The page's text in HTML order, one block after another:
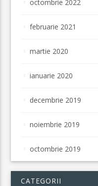
octombrie 2022
februarie 2021
martie 2020
ianuarie 2020
decembrie 2019
noiembrie 2019
octombrie 2019
CATEGORII